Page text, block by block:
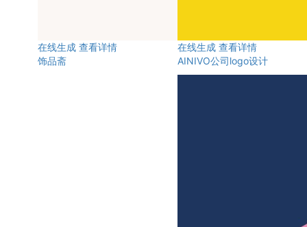
在线生成 查看详情
饰品斋
在线生成 查看详情
AINIVO公司logo设计